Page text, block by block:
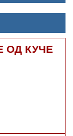
ОД КУЧЕ